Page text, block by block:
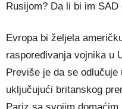
Rusijom? Da li bi im
Evropa bi željela
raspoređivanja vojnika u
Previše je da se odlučuje
uključujući britanskog